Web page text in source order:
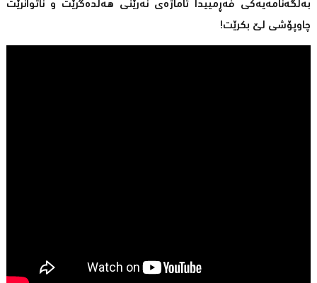
بەڵگەنامەیەكی فەڕمییدا ئاماژەی نەرێنی هەڵدەگرێت و ناتوانرێت
چاوپۆشی لێ بكرێت!